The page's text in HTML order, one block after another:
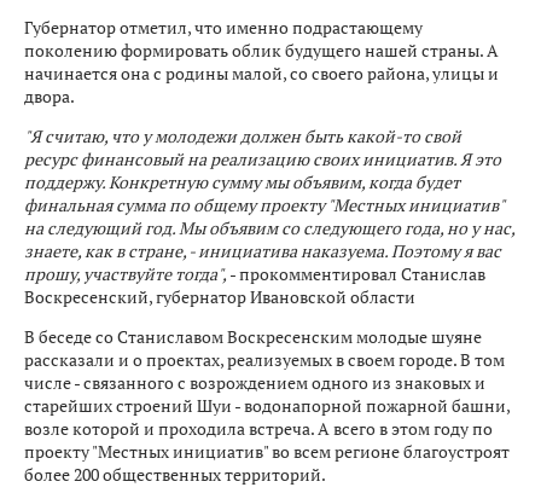
Губернатор отметил, что именно подрастающему
поколению формировать облик будущего нашей страны. А
начинается она с родины малой, со своего района, улицы и
двора.
"Я считаю, что у молодежи должен быть какой-то свой
ресурс финансовый на реализацию своих инициатив. Я это
поддержу. Конкретную сумму мы объявим, когда будет
финальная сумма по общему проекту "Местных инициатив"
на следующий год. Мы объявим со следующего года, но у нас,
знаете, как в стране, - инициатива наказуема. Поэтому я вас
прошу, участвуйте тогда", - прокомментировал Станислав
Воскресенский, губернатор Ивановской области
В беседе со Станиславом Воскресенским молодые шуяне
рассказали и о проектах, реализуемых в своем городе. В том
числе - связанного с возрождением одного из знаковых и
старейших строений Шуи - водонапорной пожарной башни,
возле которой и проходила встреча. А всего в этом году по
проекту "Местных инициатив" во всем регионе благоустроят
более 200 общественных территорий.